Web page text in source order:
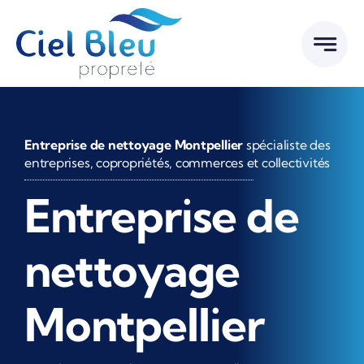
contenu
Entreprise de nettoyage Montpellier spécialiste des
entreprises, copropriétés, commerces et collectivités
Entreprise de
nettoyage
Montpellier